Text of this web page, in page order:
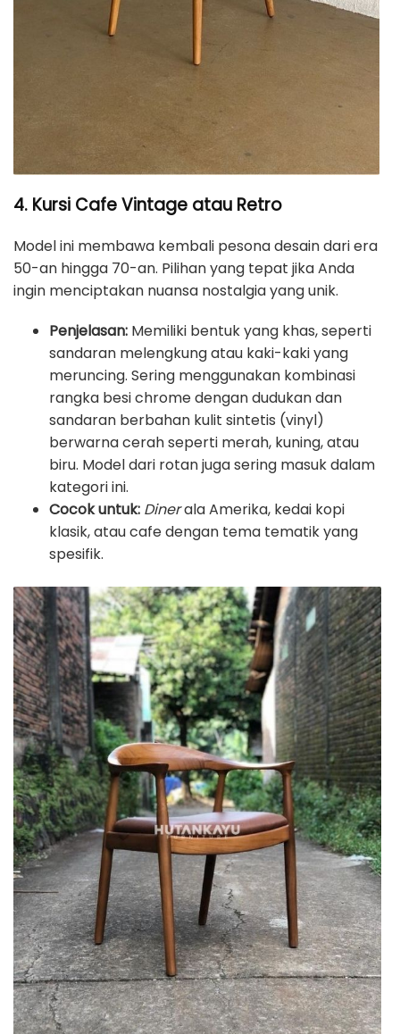
4. Kursi Cafe Vintage atau Retro
Model ini membawa kembali pesona desain dari era
50-an hingga 70-an. Pilihan yang tepat jika Anda
ingin menciptakan nuansa nostalgia yang unik.
Penjelasan: Memiliki bentuk yang khas, seperti
sandaran melengkung atau kaki-kaki yang
meruncing. Sering menggunakan kombinasi
rangka besi chrome dengan dudukan dan
sandaran berbahan kulit sintetis (vinyl)
berwarna cerah seperti merah, kuning, atau
biru. Model dari rotan juga sering masuk dalam
kategori ini.
Cocok untuk: Dinerala Amerika, kedai kopi
klasik, atau cafe dengan tema tematik yang
spesifik.